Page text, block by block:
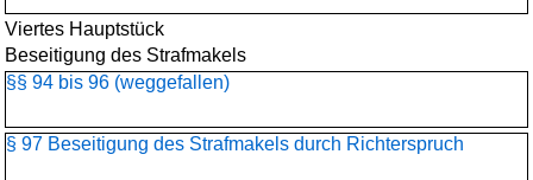
Viertes Hauptstück
Beseitigung des Strafmakels
§§ 94 bis 96 (weggefallen)
§ 97 Beseitigung des Strafmakels durch Richterspruch